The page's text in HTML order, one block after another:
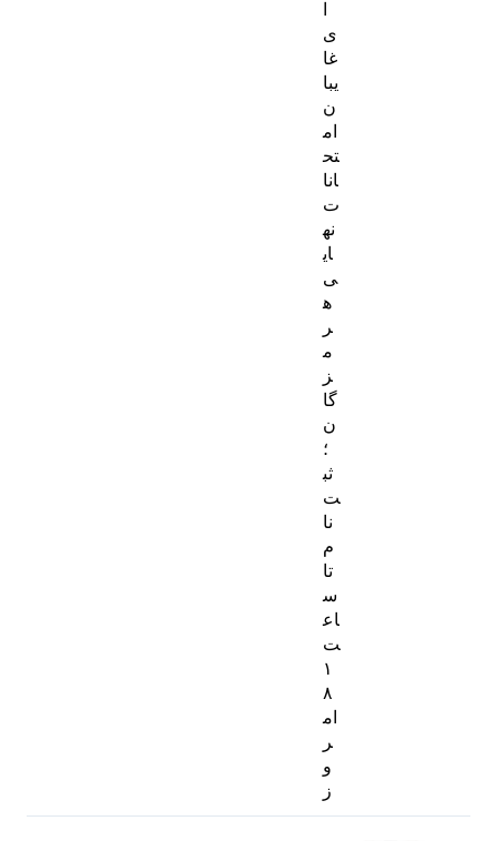
ا
ی
غا
یبا
ن
ام
تح
انا
ت
نه
ای
ی
ه
ر
م
ز
گا
ن
؛
ثب
ت‌
نا
م
تا
س
اع
ت
۱
۸
ام
ر
و
ز